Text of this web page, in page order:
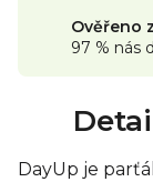
Sůl 0,01 g
Vitamin C 15
Ověřeno
97 % nás
DayUp je